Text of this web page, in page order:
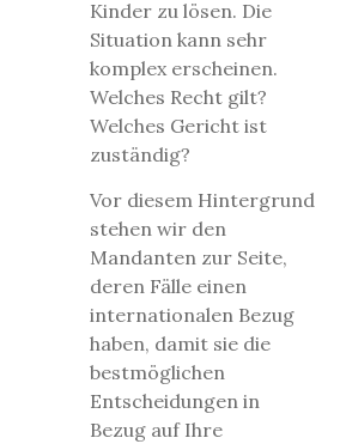
Kinder zu lösen. Die
Situation kann sehr
komplex erscheinen.
Welches Recht gilt?
Welches Gericht ist
zuständig?
Vor diesem Hintergrund
stehen wir den
Mandanten zur Seite,
deren Fälle einen
internationalen Bezug
haben, damit sie die
bestmöglichen
Entscheidungen in
Bezug auf Ihre